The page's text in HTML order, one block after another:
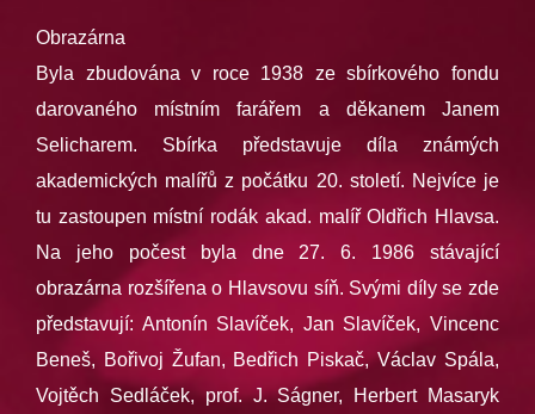
Obrazárna
Byla zbudována v roce 1938 ze sbírkového fondu
darovaného místním farářem a děkanem Janem
Selicharem. Sbírka představuje díla známých
akademických malířů z počátku 20. století. Nejvíce je
tu zastoupen místní rodák akad. malíř Oldřich Hlavsa.
Na jeho počest byla dne 27. 6. 1986 stávající
obrazárna rozšířena o Hlavsovu síň. Svými díly se zde
představují: Antonín Slavíček, Jan Slavíček, Vincenc
Beneš, Bořivoj Žufan, Bedřich Piskač, Václav Spála,
Vojtěch Sedláček, prof. J. Ságner, Herbert Masaryk